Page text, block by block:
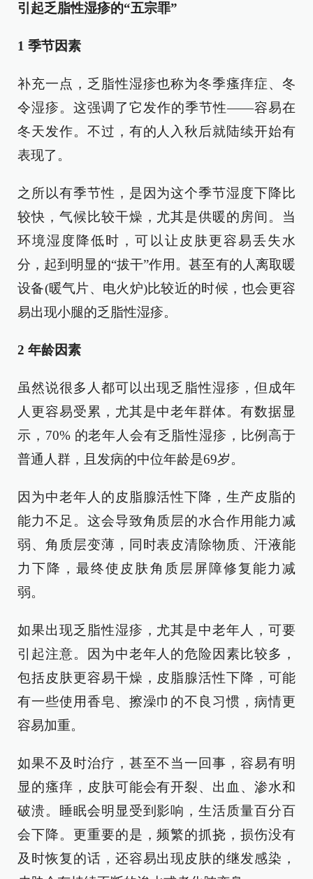
引起乏脂性湿疹的“五宗罪”
1 季节因素
补充一点，乏脂性湿疹也称为冬季瘙痒症、冬
令湿疹。这强调了它发作的季节性——容易在
冬天发作。不过，有的人入秋后就陆续开始有
表现了。
之所以有季节性，是因为这个季节湿度下降比
较快，气候比较干燥，尤其是供暖的房间。当
环境湿度降低时，可以让皮肤更容易丢失水
分，起到明显的“拔干”作用。甚至有的人离取暖
设备(暖气片、电火炉)比较近的时候，也会更容
易出现小腿的乏脂性湿疹。
2 年龄因素
虽然说很多人都可以出现乏脂性湿疹，但成年
人更容易受累，尤其是中老年群体。有数据显
示，70% 的老年人会有乏脂性湿疹，比例高于
普通人群，且发病的中位年龄是69岁。
因为中老年人的皮脂腺活性下降，生产皮脂的
能力不足。这会导致角质层的水合作用能力减
弱、角质层变薄，同时表皮清除物质、汗液能
力下降，最终使皮肤角质层屏障修复能力减
弱。
如果出现乏脂性湿疹，尤其是中老年人，可要
引起注意。因为中老年人的危险因素比较多，
包括皮肤更容易干燥，皮脂腺活性下降，可能
有一些使用香皂、擦澡巾的不良习惯，病情更
容易加重。
如果不及时治疗，甚至不当一回事，容易有明
显的瘙痒，皮肤可能会有开裂、出血、渗水和
破溃。睡眠会明显受到影响，生活质量百分百
会下降。更重要的是，频繁的抓挠，损伤没有
及时恢复的话，还容易出现皮肤的继发感染，